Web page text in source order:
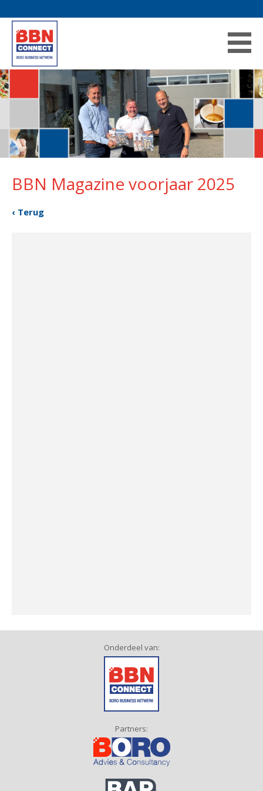
BBN Magazine voorjaar 2025
‹ Terug
Onderdeel van:
Partners: